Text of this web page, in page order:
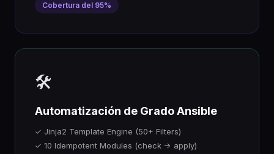
Cobertura del 95%
🛠️
Automatización de Grado Ansible
✓ Jinja2 Template Engine (50+ Filters)
✓ 10 Idempotent Modules (check → apply)